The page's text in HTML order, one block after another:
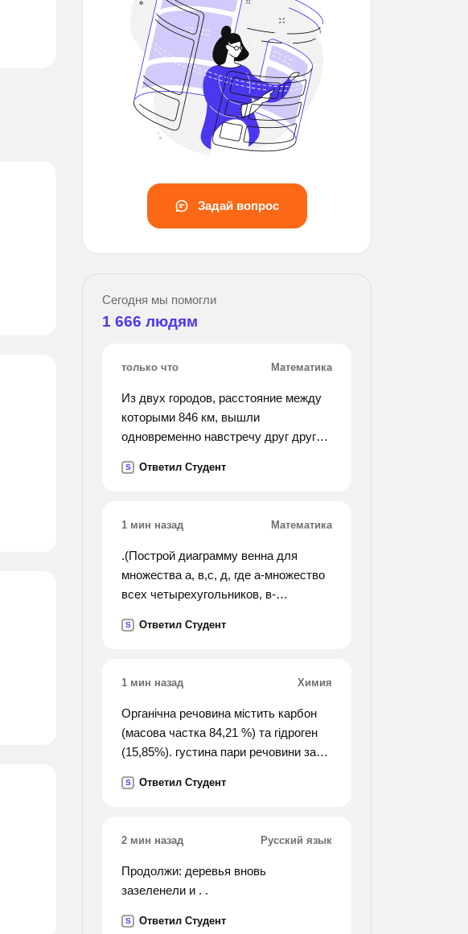
Задай вопрос
Сегодня мы помогли
1 666 людям
только что Математика
Из двух городов, расстояние между
которыми 846 км, вышли
одновременно навстречу друг другу
скоростью 65км/ч, другой 60км/ч.
S Ответил Студент
1 мин назад Математика
.(Построй диаграмму венна для
множества а, в,с, д, где а-множество
всех четырехугольников, в-
квадратов, д-множество
S Ответил Студент
1 мин назад Химия
Органічна речовина містить карбон
(масова частка 84,21 %) та гідроген
(15,85%). густина пари речовини за
формулу цієї речовини.
S Ответил Студент
2 мин назад Русский язык
Продолжи: деревья вновь
зазеленели и . .
S Ответил Студент